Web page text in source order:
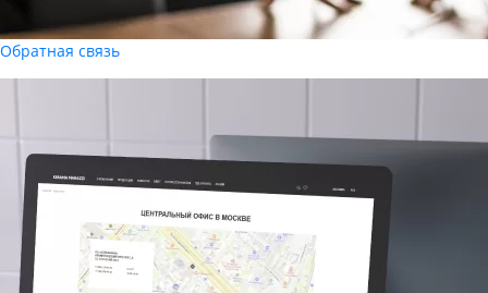
Обратная связь